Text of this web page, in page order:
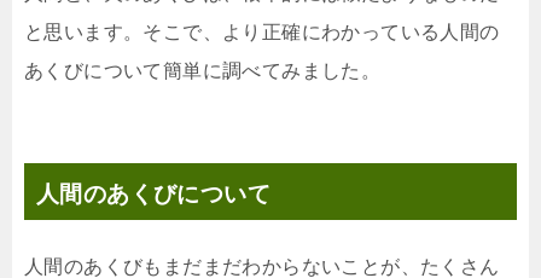
と思います。そこで、より正確にわかっている人間の
あくびについて簡単に調べてみました。
人間のあくびについて
人間のあくびもまだまだわからないことが、たくさん